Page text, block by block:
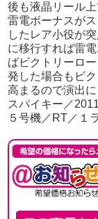
後も液晶リール
雷電ボーナスが
したレア小役が
に移行すれば雷
ばビクトリーロ
発した場合もビ
高まるので演出に
スパイキー／
５号機／RT／１